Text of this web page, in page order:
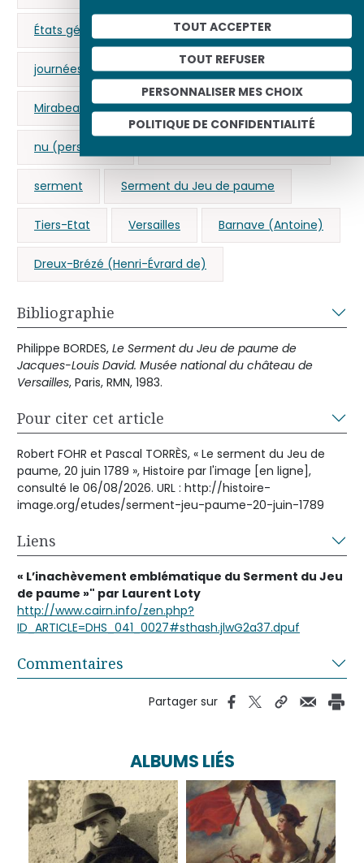
TOUT ACCEPTER
TOUT REFUSER
PERSONNALISER MES CHOIX
POLITIQUE DE CONFIDENTIALITÉ
États généraux figure révolutionnaire
journées révolutionnaires Marat (Jean-Paul)
Mirabeau (Honoré Gabriel Riqueti de)
nu (personne)
serment Serment du Jeu de paume
Tiers-Etat Versailles Barnave (Antoine)
Dreux-Brézé (Henri-Évrard de)
Bibliographie
Philippe BORDES, Le Serment du Jeu de paume de
Jacques-Louis David. Musée national du château de
Versailles, Paris, RMN, 1983.
Pour citer cet article
Robert FOHR et Pascal TORRÈS, « Le serment du Jeu de
paume, 20 juin 1789 », Histoire par l'image [en ligne],
consulté le 06/08/2026. URL : http://histoire-
image.org/etudes/serment-jeu-paume-20-juin-1789
Liens
« L’inachèvement emblématique du Serment du Jeu
de paume »" par Laurent Loty
http://www.cairn.info/zen.php?
ID_ARTICLE=DHS_041_0027#sthash.jlwG2a37.dpuf
Commentaires
Partager sur
ALBUMS LIÉS